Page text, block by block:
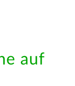
auf